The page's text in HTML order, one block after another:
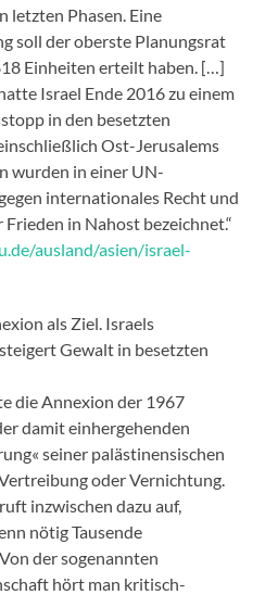
letzten Phasen. Eine
soll der oberste Planungsrat
Einheiten erteilt haben. […]
Israel Ende 2016 zu einem
in den besetzten
Ost-Jerusalems
wurden in einer UN-
internationales Recht und
in Nahost bezeichnet.“
ausland/asien/israel-
als Ziel. Israels
Gewalt in besetzten
die Annexion der 1967
damit einhergehenden
seiner palästinensischen
oder Vernichtung.
inzwischen dazu auf,
nötig Tausende
der sogenannten
hört man kritisch-